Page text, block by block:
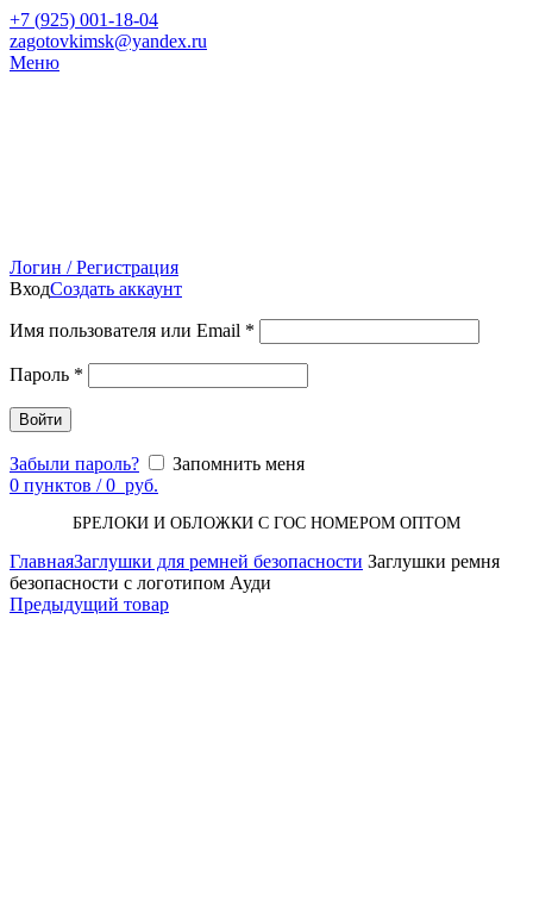
+7 (925) 001-18-04
zagotovkimsk@yandex.ru
Меню
Логин / Регистрация
ВходСоздать аккаунт
Имя пользователя или Email *
Пароль *
Войти
Забыли пароль?
Запомнить меня
0 пунктов / 0 руб.
БРЕЛОКИ И ОБЛОЖКИ С ГОС НОМЕРОМ ОПТОМ
ГлавнаяЗаглушки для ремней безопасности Заглушки ремня
безопасности с логотипом Ауди
Предыдущий товар